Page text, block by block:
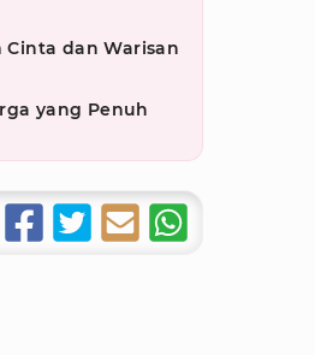
Cinta dan Warisan
yang Penuh